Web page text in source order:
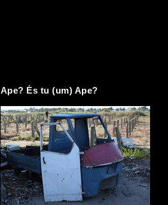
Ape? És tu (um) Ape?